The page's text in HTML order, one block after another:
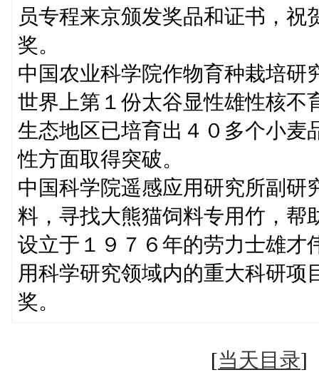
员专程来京颁发奖品和证书，
奖。
中国农业科学院作物育种栽培研
世界上第１份太谷显性雄性核不
生态地区已培育出４０多个小麦
性方面取得突破。
中国科学院遥感应用研究所副研
料，寻找大熊猫饲料专用竹，帮
设立于１９７６年的劳力士雄才
用科学研究领域内的重大科研项
奖。
[当天目录